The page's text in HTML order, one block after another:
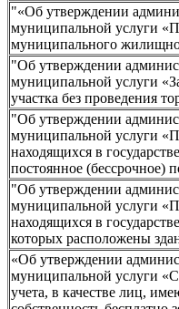
"«Об утверждении
муниципальной услуги
муниципального
"Об утверждении
муниципальной услуги
участка без проведения
"Об утверждении
муниципальной услуги
находящихся в
постоянное (бессрочное)
"Об утверждении
муниципальной услуги
находящихся в
которых расположены
«Об утверждении
муниципальной услуги
учета, в качестве лиц,